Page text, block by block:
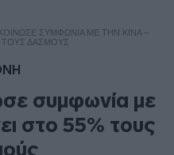
ΣΥΜΦΩΝΊΑ ΜΕ ΤΗΝ ΚΊΝΑ –
ΤΟΥΣ ΔΑΣΜΟΎΣ
συμφωνία με
στο 55% τους